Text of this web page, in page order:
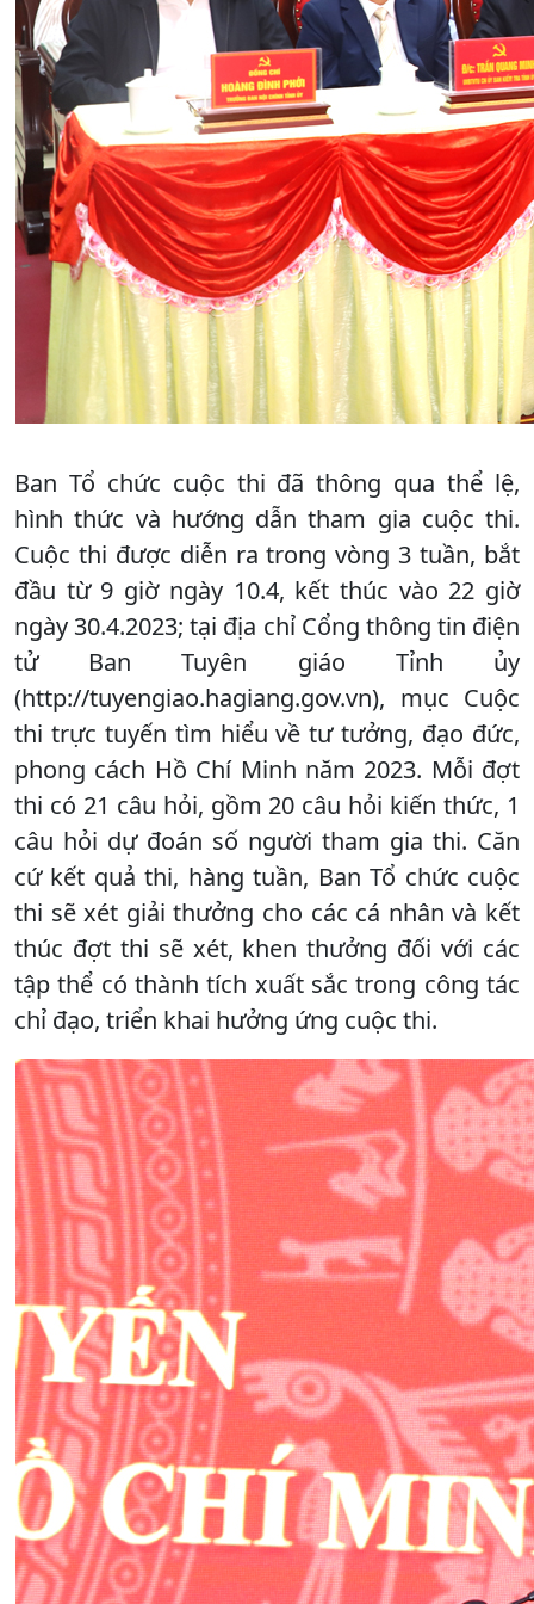
Ban Tổ chức cuộc thi đã thông qua thể lệ,
hình thức và hướng dẫn tham gia cuộc thi.
Cuộc thi được diễn ra trong vòng 3 tuần, bắt
đầu từ 9 giờ ngày 10.4, kết thúc vào 22 giờ
ngày 30.4.2023; tại địa chỉ Cổng thông tin điện
tử Ban Tuyên giáo Tỉnh ủy
(http://tuyengiao.hagiang.gov.vn), mục Cuộc
thi trực tuyến tìm hiểu về tư tưởng, đạo đức,
phong cách Hồ Chí Minh năm 2023. Mỗi đợt
thi có 21 câu hỏi, gồm 20 câu hỏi kiến thức, 1
câu hỏi dự đoán số người tham gia thi. Căn
cứ kết quả thi, hàng tuần, Ban Tổ chức cuộc
thi sẽ xét giải thưởng cho các cá nhân và kết
thúc đợt thi sẽ xét, khen thưởng đối với các
tập thể có thành tích xuất sắc trong công tác
chỉ đạo, triển khai hưởng ứng cuộc thi.